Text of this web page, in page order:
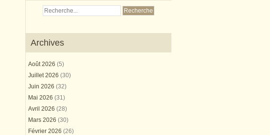
Archives
Août 2026 (5)
Juillet 2026 (30)
Juin 2026 (32)
Mai 2026 (31)
Avril 2026 (28)
Mars 2026 (30)
Février 2026 (26)